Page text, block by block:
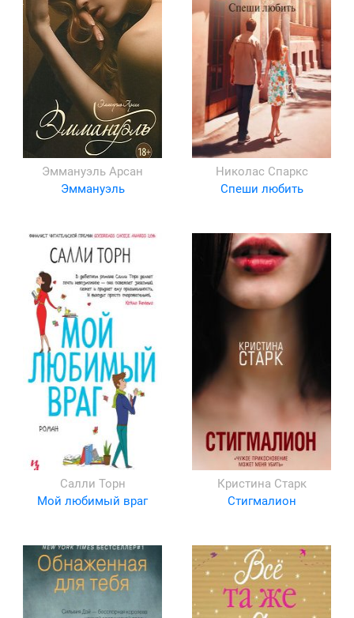
Эммануэль Арсан
Эммануэль
Николас Спаркс
Спеши любить
Салли Торн
Мой любимый враг
Кристина Старк
Стигмалион